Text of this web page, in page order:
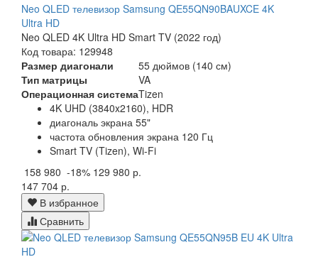
Neo QLED телевизор Samsung QE55QN90BAUXCE 4K
Ultra HD
Neo QLED 4K Ultra HD Smart TV (2022 год)
Код товара: 129948
Размер диагонали
55 дюймов (140 см)
Тип матрицы
VA
Операционная системаTizen
4K UHD (3840x2160), HDR
диагональ экрана 55"
частота обновления экрана 120 Гц
Smart TV (Tizen), Wi-Fi
158 980 -18% 129 980 р.
147 704 р.
В избранное
Сравнить